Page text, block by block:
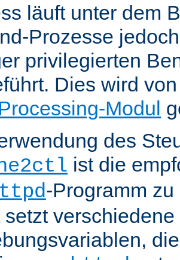
läuft unter dem
Prozesse
privilegierten
Dies wird
Modul
des
ist die
-Programm
setzt verschiedene